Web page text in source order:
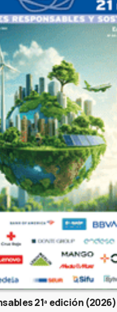
21ª edición (2026)